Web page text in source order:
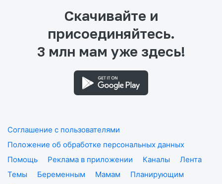
Скачивайте и
присоединяйтесь.
3 млн мам уже здесь!
Соглашение с пользователями
Положение об обработке персональных данных
Помощь
Реклама в приложении Каналы
Лента
Темы
Беременным Мамам
Планирующим